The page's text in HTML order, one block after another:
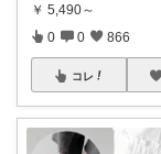
￥ 5,490～
0 0 866
コレ